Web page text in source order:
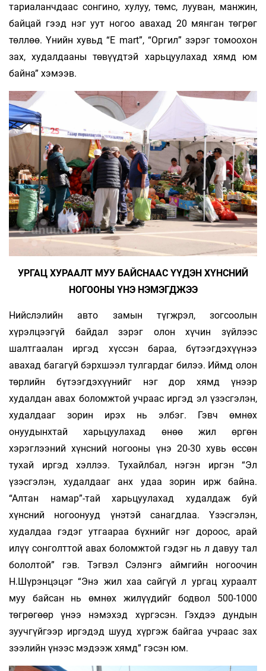
тариаланчдаас сонгино, хулуу, төмс, лууван, манжин,
байцай гээд нэг уут ногоо авахад 20 мянган төгрөг
төллөө. Үнийн хувьд “E mart”, “Оргил” зэрэг томоохон
зах, худалдааны төвүүдтэй харьцуулахад хямд юм
байна” хэмээв.
УРГАЦ ХУРААЛТ МУУ БАЙСНААС ҮҮДЭН ХҮНСНИЙ
НОГООНЫ ҮНЭ НЭМЭГДЖЭЭ
Нийслэлийн авто замын түгжрэл, зогсоолын
хүрэлцээгүй байдал зэрэг олон хүчин зүйлээс
шалтгаалан иргэд хүссэн бараа, бүтээгдэхүүнээ
авахад багагүй бэрхшээл тулгардаг билээ. Иймд олон
төрлийн бүтээгдэхүүнийг нэг дор хямд үнээр
худалдан авах боломжтой учраас иргэд эл үзэсгэлэн,
худалдааг зорин ирэх нь элбэг. Гэвч өмнөх
онуудынхтай харьцуулахад өнөө жил өргөн
хэрэглээний хүнсний ногооны үнэ 20-30 хувь өссөн
тухай иргэд хэллээ. Тухайлбал, нэгэн иргэн “Эл
үзэсгэлэн, худалдааг анх удаа зорин ирж байна.
“Алтан намар”-тай харьцуулахад худалдаж буй
хүнсний ногоонууд үнэтэй санагдлаа. Үзэсгэлэн,
худалдаа гэдэг утгаараа бүхнийг нэг дороос, арай
илүү сонголттой авах боломжтой гэдэг нь л давуу тал
бололтой” гэв. Тэгвэл Сэлэнгэ аймгийн ногоочин
Н.Шүрэнцэцэг “Энэ жил хаа сайгүй л ургац хураалт
муу байсан нь өмнөх жилүүдийг бодвол 500-1000
төгрөгөөр үнээ нэмэхэд хүргэсэн. Гэхдээ дундын
зуучгүйгээр иргэдэд шууд хүргэж байгаа учраас зах
зээлийн үнээс мэдээж хямд” гэсэн юм.